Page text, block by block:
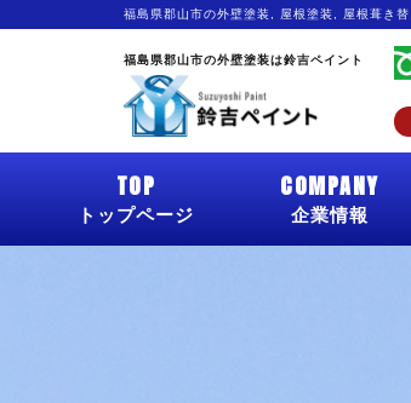
福島県郡山市の外壁塗装, 屋根塗装, 屋根葺き
福島県郡山市の外壁塗装は鈴吉ペイント
TOP
トップページ
COMPANY
企業情報